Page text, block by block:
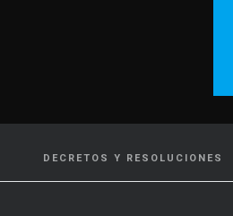
DECRETOS Y RESOLUCIONES